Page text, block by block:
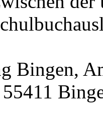
Bingen,